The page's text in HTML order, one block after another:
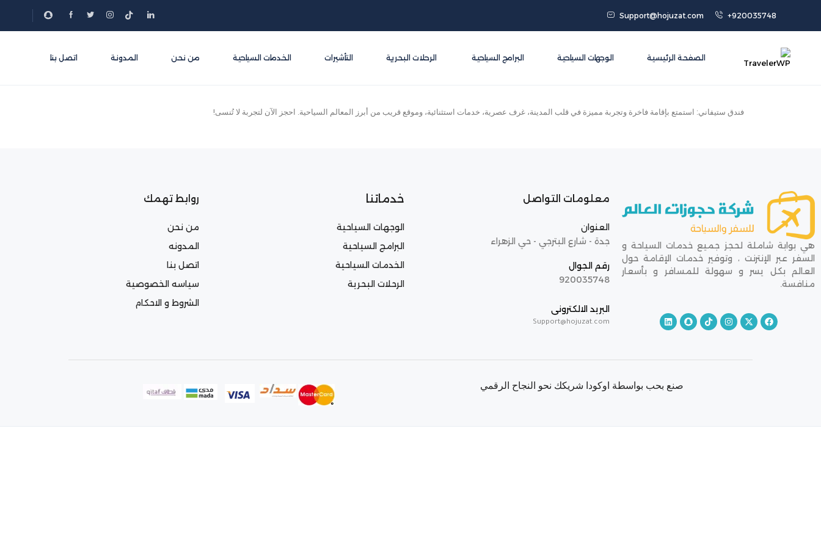
+920035748
Support@hojuzat.com
الصفحة الرئيسية الوجهات السياحية البرامج السياحية الرحلات البحرية التأشيرات الخدمات السياحية من نحن المدونة اتصل بنا
فندق ستيفاني: استمتع بإقامة فاخرة وتجربة مميزة في قلب المدينة، غرف عصرية، خدمات استثنائية، وموقع قريب من أبرز المعالم السياحية. احجز الآن لتجربة لا تُنسى!
هي بوابة شاملة لحجز جميع خدمات السياحة و
السفر عبر الإنترنت ، وتوفير خدمات الإقامة حول
العالم بكل يسر و سهولة للمسافر و بأسعار
منافسة.
معلومات التواصل
العنوان
جدة - شارع البترجي - حي الزهراء
رقم الجوال
920035748
البريد الالكترونى
Support@hojuzat.com
خدماتنا
الوجهات السياحية
البرامج السياحية
الخدمات السياحية
الرحلات البحرية
روابط تهمك
من نحن
المدونه
اتصل بنا
سياسه الخصوصية
الشروط و الاحكام
صنع بحب بواسطة اوكودا شريكك نحو النجاح الرقمي